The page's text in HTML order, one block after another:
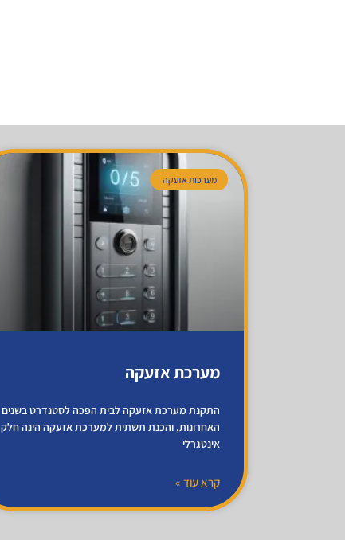
מערכות אזעקה
מערכת אזעקה
התקנת מערכת אזעקה לבית הפכה לסטנדרט בשנים
האחרונות, והכנת תשתית למערכת אזעקה הינה חלק
אינטגרלי
קרא עוד »